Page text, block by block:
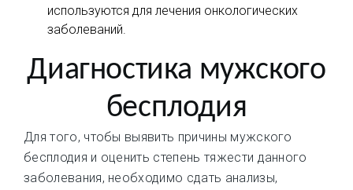
используются для лечения онкологических
заболеваний.
Диагностика мужского
бесплодия
Для того, чтобы выявить причины мужского
бесплодия и оценить степень тяжести данного
заболевания, необходимо сдать анализы,